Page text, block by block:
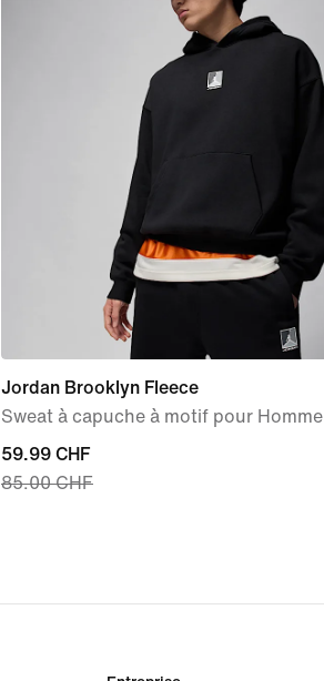
Jordan Brooklyn Fleece
Sweat à capuche à motif pour Homme
current
price
85.00 CHF
59.99 CHF
85.00 CHF